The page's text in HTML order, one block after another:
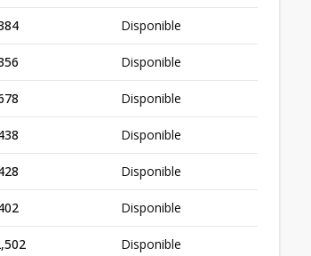
Disponible
Disponible
Disponible
Disponible
Disponible
Disponible
Disponible